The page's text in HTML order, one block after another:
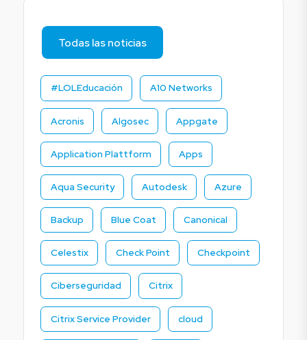
Todas las noticias
#LOLEducación A10 Networks
Acronis Algosec Appgate
Application Plattform Apps
Aqua Security Autodesk Azure
Backup Blue Coat Canonical
Celestix Check Point Checkpoint
Ciberseguridad Citrix
Citrix Service Provider cloud